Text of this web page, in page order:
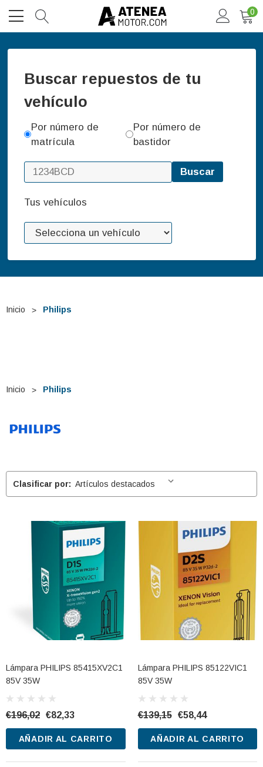
0
Buscar repuestos de tu
vehículo
Por número de
matrícula
Por número de
bastidor
Buscar
Tus vehículos
Inicio Philips
Inicio Philips
Clasificar por:
Lámpara PHILIPS 85415XV2C1
85V 35W
€196,02 €82,33
AÑADIR AL CARRITO
Lámpara PHILIPS 85122VIC1
85V 35W
€139,15 €58,44
AÑADIR AL CARRITO